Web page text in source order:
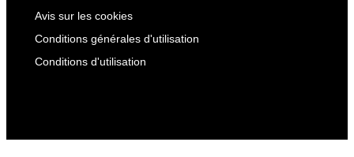
Avis sur les cookies
Conditions générales d'utilisation
Conditions d'utilisation